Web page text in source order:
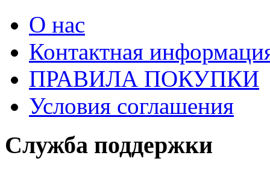
О нас
Контактная
ПРАВИЛА ПОКУПКИ
Условия соглашения
Служба поддержки